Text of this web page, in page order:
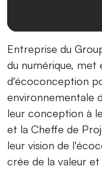
Entreprise du
du numérique, met
d'écoconception
environnementale
leur conception à
et la Cheffe de
leur vision de
crée de la valeur